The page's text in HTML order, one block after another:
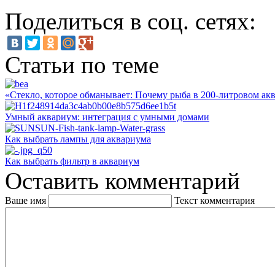
Поделиться в соц. сетях:
Статьи по теме
«Стекло, которое обманывает: Почему рыба в 200-литровом
Умный аквариум: интеграция с умными домами
Как выбрать лампы для аквариума
Как выбрать фильтр в аквариум
Оставить комментарий
Ваше имя Текст комментария